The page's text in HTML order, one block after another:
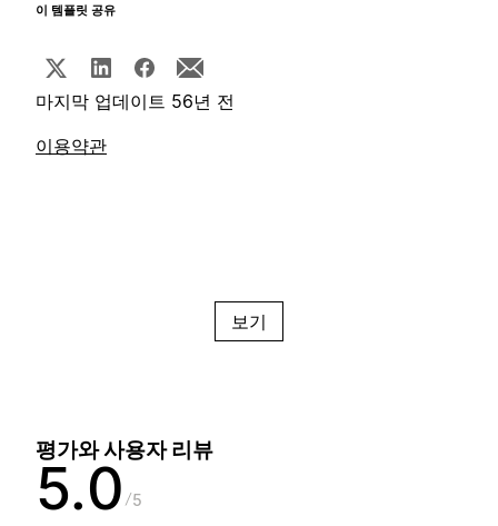
이 템플릿 공유
마지막 업데이트 56년 전
이용약관
보기
평가와 사용자 리뷰
5.0 5